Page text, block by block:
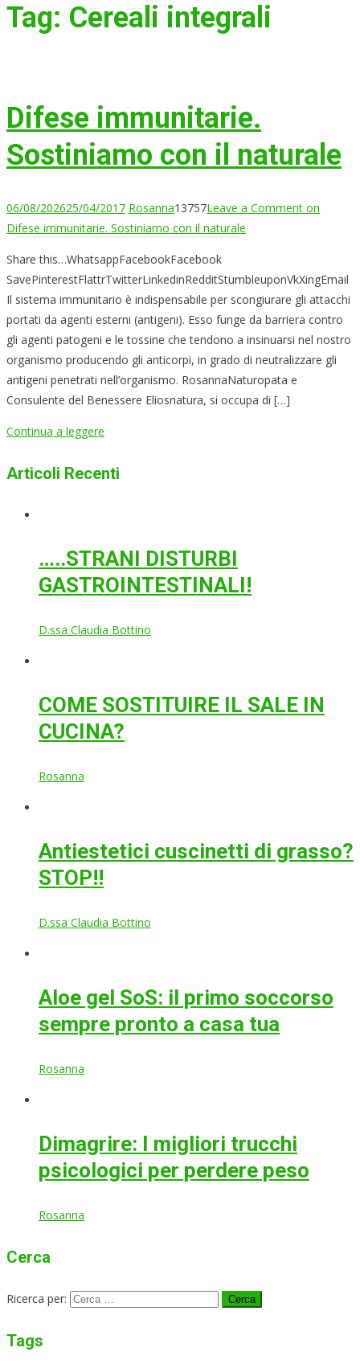
Tag: Cereali integrali
Difese immunitarie.
Sostiniamo con il naturale
06/08/202625/04/2017 Rosanna13757Leave a Comment on
Difese immunitarie. Sostiniamo con il naturale
Share this…WhatsappFacebookFacebook
SavePinterestFlattrTwitterLinkedinRedditStumbleuponVkXingEmail
Il sistema immunitario è indispensabile per scongiurare gli attacchi
portati da agenti esterni (antigeni). Esso funge da barriera contro
gli agenti patogeni e le tossine che tendono a insinuarsi nel nostro
organismo producendo gli anticorpi, in grado di neutralizzare gli
antigeni penetrati nell’organismo. RosannaNaturopata e
Consulente del Benessere Eliosnatura, si occupa di […]
Continua a leggere
Articoli Recenti
…..STRANI DISTURBI
GASTROINTESTINALI!
D.ssa Claudia Bottino
COME SOSTITUIRE IL SALE IN
CUCINA?
Rosanna
Antiestetici cuscinetti di grasso?
STOP!!
D.ssa Claudia Bottino
Aloe gel SoS: il primo soccorso
sempre pronto a casa tua
Rosanna
Dimagrire: I migliori trucchi
psicologici per perdere peso
Rosanna
Cerca
Ricerca per:
Tags